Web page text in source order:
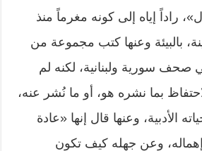
راداً إياه إلى كونه مغرماً منذ
بالبيئة وعنها كتب مجموعة من
سورية ولبنانية، لكنه لم
بما نشره هو، أو ما نُشر عنه،
الأدبية، وعنها قال إنها «عادة
وعن جهله كيف تكون